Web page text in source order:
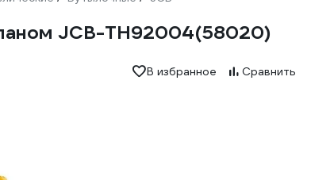
JCB-TH92004(58020)
В избранное Сравнить